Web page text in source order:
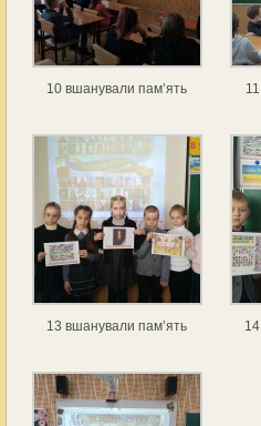
10 вшанували пам’ять
13 вшанували пам’ять